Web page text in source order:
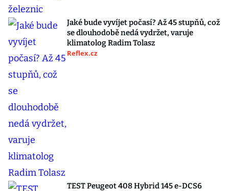
Jaké bude vyvíjet počasí? Až 45 stupňů, což
se dlouhodobě nedá vydržet, varuje
klimatolog Radim Tolasz
Reflex.cz
TEST Peugeot 408 Hybrid 145 e-DCS6